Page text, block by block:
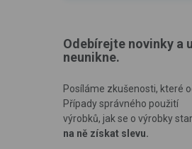
Odebírejte novinky a
neunikne.
Posíláme zkušenosti, které
Případy správného použití
výrobků, jak se o výrobky
na ně získat slevu.